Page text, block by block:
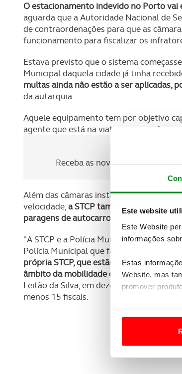
Este website
Este Website
informações
Estas
Website, mas
promover
Usamos cookies
funcionalidades
O estacionamento indevido no Porto vai
aguarda que a Autoridade Nacional de
de contraordenações para que as
funcionamento para fiscalizar os
Estava previsto que o sistema
Municipal daquela cidade já tinha
multas ainda não estão a ser aplicadas,
da autarquia.
Aquele equipamento tem por objetivo
agente que está na viatura com a
Receba as novidades do mundo
Além das câmaras instaladas em
velocidade,a STCP também já começou
paragens de autocarro
"A STCP e a Polícia Municipal têm uma
Polícia Municipal que faz as autuações.
própria STCP, que estão devidamente
âmbito da mobilidade dos transportes
Leitão da Silva, em dezembro. Em causa
menos 15 fiscais.